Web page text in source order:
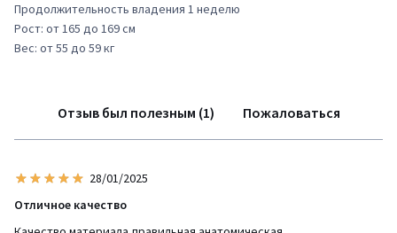
Продолжительность владения 1 неделю
Рост: от 165 до 169 см
Вес: от 55 до 59 кг
Отзыв был полезным (1) Пожаловаться
28/01/2025
Отличное качество